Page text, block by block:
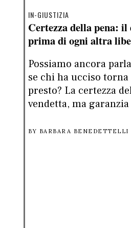
IN-GIUSTIZIA
Certezza della pena:
prima di ogni altra
Possiamo ancora
se chi ha ucciso
presto? La certezza
vendetta, ma garanzia
BY BARBARA BENEDETTELLI